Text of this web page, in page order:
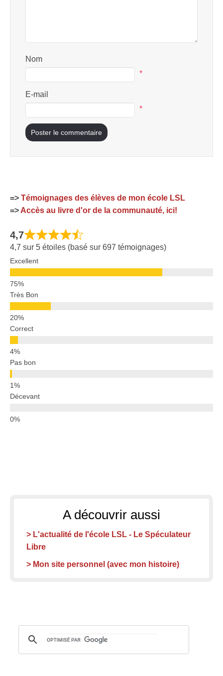
Nom
*
E-mail
*
=> Témoignages des élèves de mon école LSL
=>Accès au livre d'or de la communauté, ici!
4,7
4,7 sur 5 étoiles (basé sur 697 témoignages)
Excellent
Très Bon
Correct
Pas bon
Décevant
A découvrir aussi
> L'actualité de l'école LSL - Le Spéculateur
Libre
> Mon site personnel (avec mon histoire)